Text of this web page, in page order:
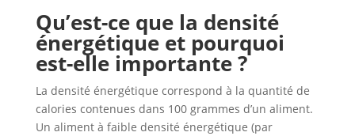
Qu’est-ce que la densité
énergétique et pourquoi
est-elle importante ?
La densité énergétique correspond à la quantité de
calories contenues dans 100 grammes d’un aliment.
Un aliment à faible densité énergétique (par